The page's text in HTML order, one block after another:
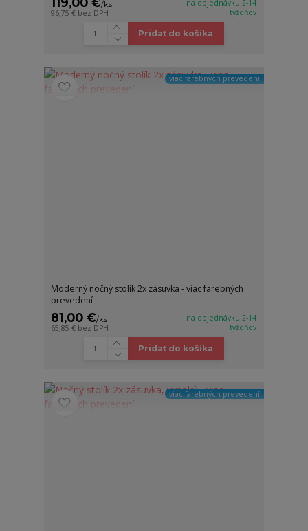
/ks
96,75 € bez DPH
na objednávku 2-14
týždňov
Pridať do košíka
viac farebných prevedení
Moderný nočný stolík 2x zásuvka - viac farebných
prevedení
81,00 €/ks
65,85 € bez DPH
na objednávku 2-14
týždňov
Pridať do košíka
viac farebných prevedení